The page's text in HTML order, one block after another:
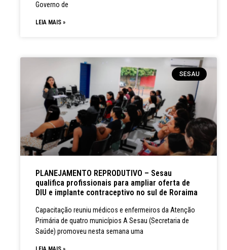
Governo de
LEIA MAIS »
SESAU
PLANEJAMENTO REPRODUTIVO – Sesau
qualifica profissionais para ampliar oferta de
DIU e implante contraceptivo no sul de Roraima
Capacitação reuniu médicos e enfermeiros da Atenção
Primária de quatro municípios A Sesau (Secretaria de
Saúde) promoveu nesta semana uma